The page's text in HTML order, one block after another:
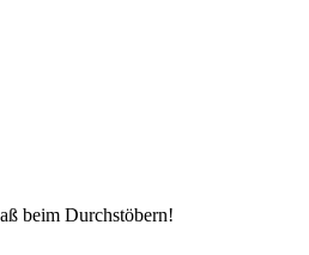
beim Durchstöbern!